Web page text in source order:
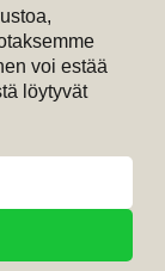
voi estää
löytyvät